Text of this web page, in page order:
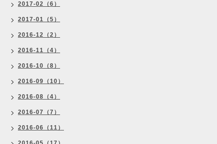
2017-02（6）
2017-01（5）
2016-12（2）
2016-11（4）
2016-10（8）
2016-09（10）
2016-08（4）
2016-07（7）
2016-06（11）